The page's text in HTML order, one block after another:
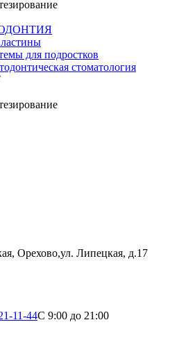
для подростков
стоматология
Орехово,ул. Липецкая, д.17
11-44С 9:00 до 21:00